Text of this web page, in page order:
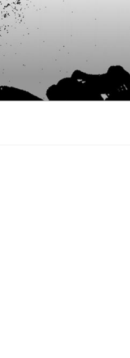
Zum
Inhalt
springen